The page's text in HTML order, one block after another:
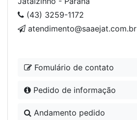
(43) 3259-1172
atendimento@saaejat.com.br
Fomulário de contato
Pedido de informação
Andamento pedido